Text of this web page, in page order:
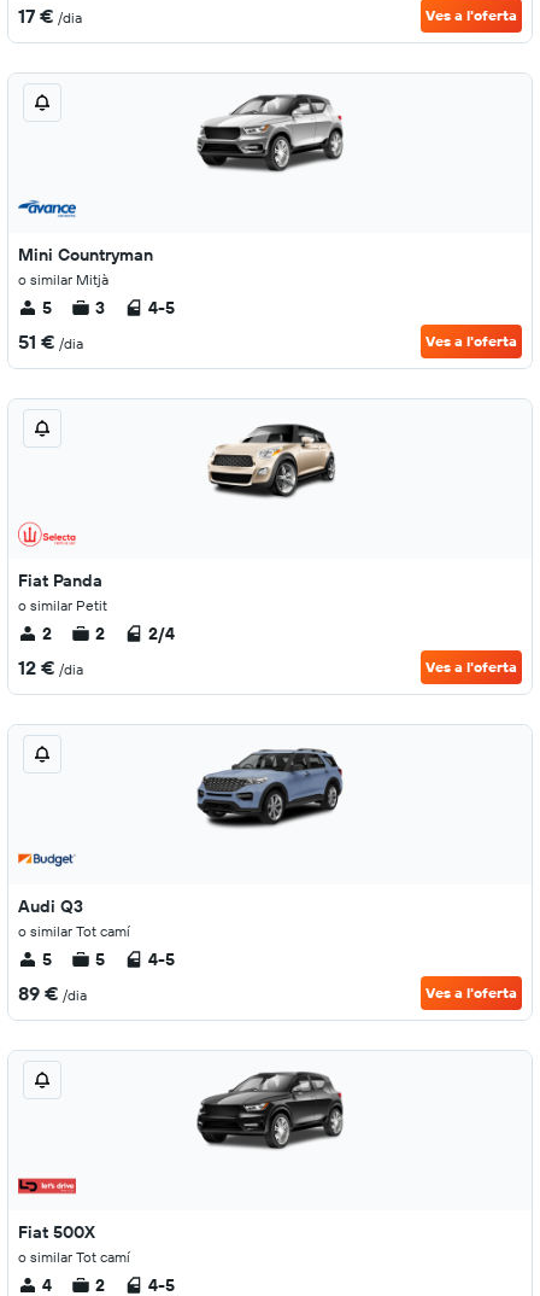
17 € /dia Ves a l'oferta
Mini Countryman
o similar Mitjà
5 3 4-5
51 € /dia Ves a l'oferta
Fiat Panda
o similar Petit
2 2 2/4
12 € /dia Ves a l'oferta
Audi Q3
o similar Tot camí
5 5 4-5
89 € /dia Ves a l'oferta
Fiat 500X
o similar Tot camí
4 2 4-5